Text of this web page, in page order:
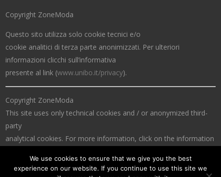
Copyright ZoneModa
Questo sito utilizza solo cookie tecnici e/o
cookie analitici di terza parte anonimizzati. Per ulteriori
informazioni clicchi sull’informativa
presente al link (www.unibo.it/privacy).
Copyright ZoneModa
This site uses only technical cookies and / or anonymized third-
party
analytical cookies. For more information, click on the information
We use cookies to ensure that we give you the best
experience on our website. If you continue to use this site we